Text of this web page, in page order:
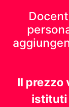
Il prezzo
istituti